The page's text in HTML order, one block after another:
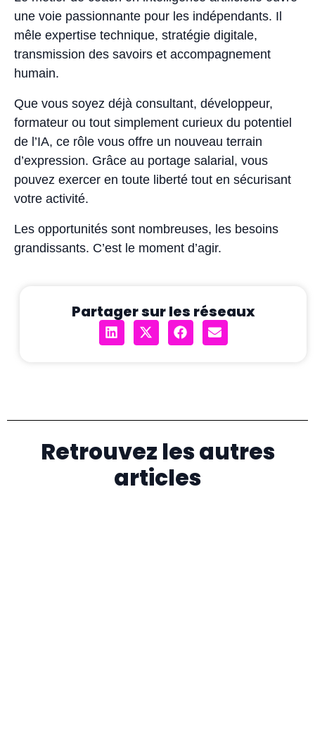
une voie passionnante pour les indépendants. Il
mêle expertise technique, stratégie digitale,
transmission des savoirs et accompagnement
humain.
Que vous soyez déjà consultant, développeur,
formateur ou tout simplement curieux du potentiel
de l’IA, ce rôle vous offre un nouveau terrain
d’expression. Grâce au portage salarial, vous
pouvez exercer en toute liberté tout en sécurisant
votre activité.
Les opportunités sont nombreuses, les besoins
grandissants. C’est le moment d’agir.
Partager sur les réseaux
Retrouvez les autres
articles